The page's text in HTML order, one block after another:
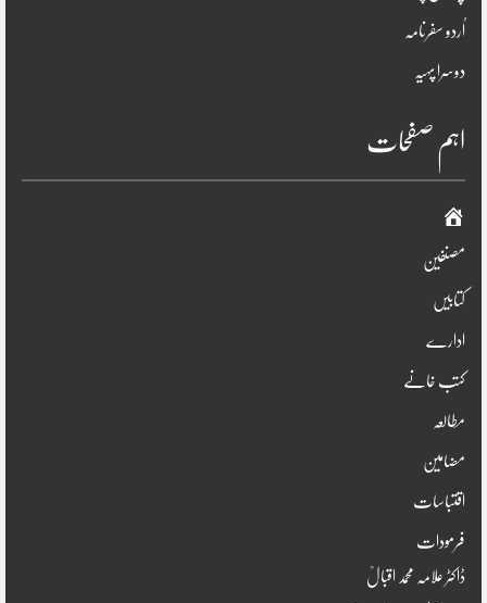
اُردو سفرنامہ
دوسرا پہیہ
اہم صفحات
صفحہ
اوّل
مصنفین
کتابیں
ادارے
کتب خانے
مطالعہ
مضامین
اقتباسات
فرمودات
ڈاکٹر علامہ محمد اقبالؒ